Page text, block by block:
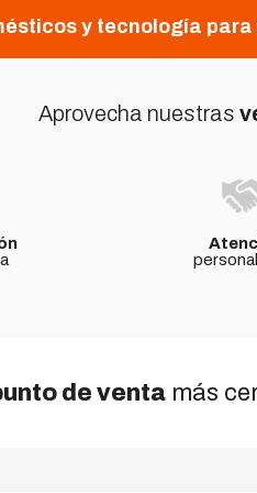
y tecnología
Aprovecha nuestras
de ventamás